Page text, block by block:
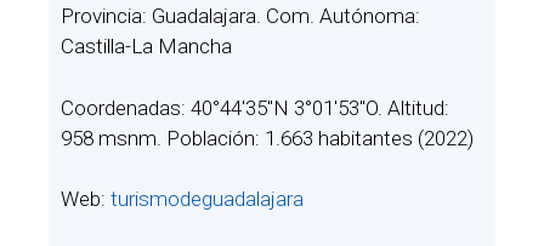
Provincia: Guadalajara. Com. Autónoma:
Castilla-La Mancha
Coordenadas: 40°44′35″N 3°01′53″O. Altitud:
958 msnm. Población: 1.663 habitantes (2022)
Web: turismodeguadalajara